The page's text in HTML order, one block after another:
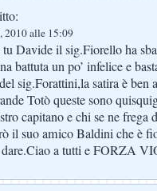
2010 alle 15:09
Davide il sig.Fiorello ha
battuta un po’ infelice e
sig.Forattini,la satira è ben
Totò queste sono
capitano e chi se ne frega
il suo amico Baldini che è
dare.Ciao a tutti e FORZA